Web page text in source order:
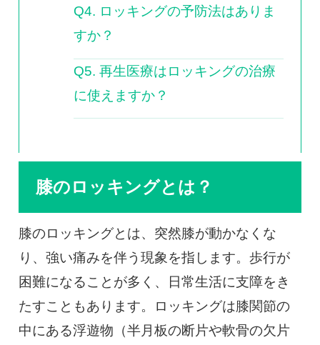
Q4. ロッキングの予防法はありま
すか？
Q5. 再生医療はロッキングの治療
に使えますか？
膝のロッキングとは？
膝のロッキングとは、突然膝が動かなくな
り、強い痛みを伴う現象を指します。歩行が
困難になることが多く、日常生活に支障をき
たすこともあります。ロッキングは膝関節の
中にある浮遊物（半月板の断片や軟骨の欠片